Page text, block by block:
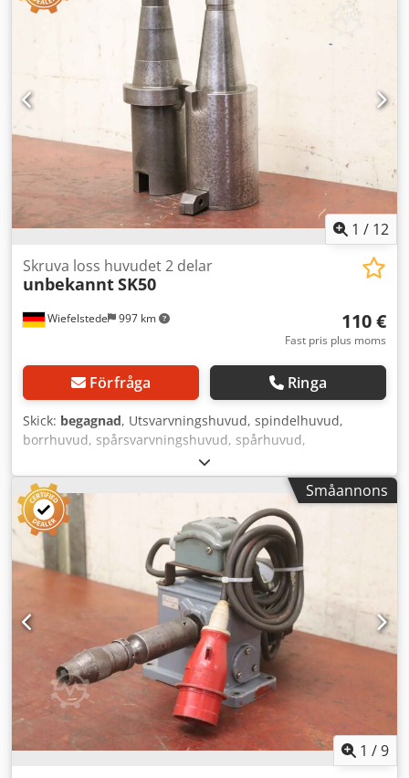
1 / 12
Wiefelstede 997 km
Skruva loss huvudet 2 delar
unbekanntSK50
110 €
Fast pris plus moms
Förfråga Ringa
Skick: begagnad, Utsvarvningshuvud, spindelhuvud,
borrhuvud, spårsvarvningshuvud, spårhuvud,
spindelborrhuvud, upprymningshuvud, spindelverktyg,
plan- och utsvarvningshuvud -Utsvarvningshuvud: Fäste
SK50, 2 stycken -Verktygsfäste: se bilder -Axelstorlek: Ø 99
x 150 mm / Ø 79 x 130 mm -Pris/leverans: komplett -
Transportmått: 300/210/H100 mm Dodovahfcspfx Acgswa -
Vikt totalt: 19,1 kg
Småannons
1 /9